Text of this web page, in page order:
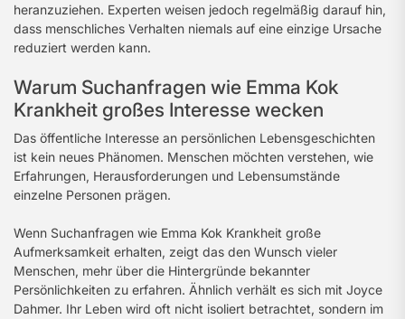
heranzuziehen. Experten weisen jedoch regelmäßig darauf hin,
dass menschliches Verhalten niemals auf eine einzige Ursache
reduziert werden kann.
Warum Suchanfragen wie Emma Kok
Krankheit großes Interesse wecken
Das öffentliche Interesse an persönlichen Lebensgeschichten
ist kein neues Phänomen. Menschen möchten verstehen, wie
Erfahrungen, Herausforderungen und Lebensumstände
einzelne Personen prägen.
Wenn Suchanfragen wie Emma Kok Krankheit große
Aufmerksamkeit erhalten, zeigt das den Wunsch vieler
Menschen, mehr über die Hintergründe bekannter
Persönlichkeiten zu erfahren. Ähnlich verhält es sich mit Joyce
Dahmer. Ihr Leben wird oft nicht isoliert betrachtet, sondern im